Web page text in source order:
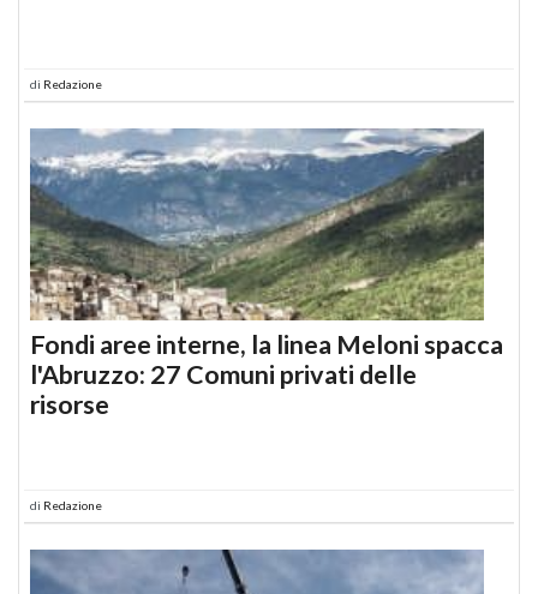
di Redazione
Fondi aree interne, la linea Meloni spacca
l'Abruzzo: 27 Comuni privati delle
risorse
di Redazione